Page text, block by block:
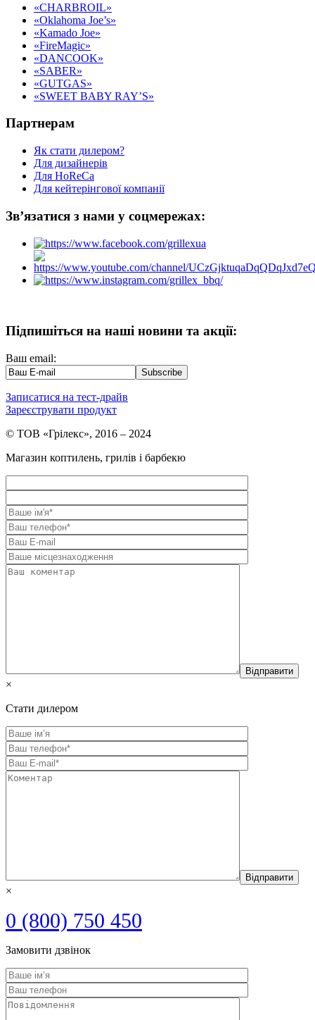
«CHARBROIL»
«Oklahoma Joe’s»
«Kamado Joe»
«FireMagic»
«DANCOOK»
«SABER»
«GUTGAS»
«SWEET BABY RAY’S»
Партнерам
Як стати дилером?
Для дизайнерів
Для HoReCa
Для кейтерінгової компанії
Зв’язатися з нами у соцмережах:
Підпишіться на наші новини та акції:
Ваш email:
Записатися на тест-драйв
Зареєструвати продукт
© ТОВ «Грілекс», 2016 – 2024
Магазин коптилень, грилів і барбекю
×
Стати дилером
×
0 (800) 750 450
Замовити дзвінок